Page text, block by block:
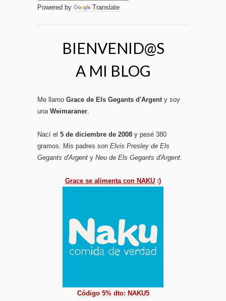
Powered by Translate
BIENVENID@S
A MI BLOG
Me llamo Grace de Els Gegants d'Argenty soy
una Weimaraner.
Nací el 5 de diciembre de 2008 y pesé 380
gramos. Mis padres son Elvis Presley de Els
Gegants d'Argent y Neu de Els Gegants d'Argent.
Grace se alimenta con NAKU :)
Código 5% dto: NAKU5